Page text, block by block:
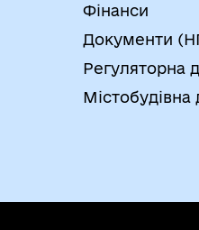
Фінанси
Документи
Регуляторна
Містобудівна